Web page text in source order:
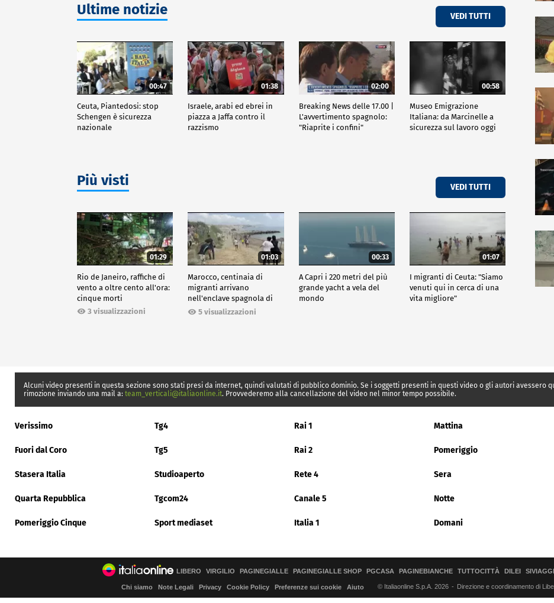
Ultime notizie VEDI TUTTI
00:47
Ceuta, Piantedosi: stop
Schengen è sicurezza
nazionale
01:38
Israele, arabi ed ebrei in
piazza a Jaffa contro il
razzismo
02:00
Breaking News delle 17.00 |
L'avvertimento spagnolo:
"Riaprite i confini"
00:58
Museo Emigrazione
Italiana: da Marcinelle a
sicurezza sul lavoro oggi
Più visti VEDI TUTTI
01:29
Rio de Janeiro, raffiche di
vento a oltre cento all'ora:
cinque morti
3 visualizzazioni
01:03
Marocco, centinaia di
migranti arrivano
nell'enclave spagnola di
Ceuta5 visualizzazioni
00:33
A Capri i 220 metri del più
grande yacht a vela del
mondo
01:07
I migranti di Ceuta: "Siamo
venuti qui in cerca di una
vita migliore"
Alcuni video presenti in questa sezione sono stati presi da internet, quindi valutati di pubblico dominio. Se i soggetti presenti in questi video o gli autori
rimozione inviando una mail a: team_verticali@italiaonline.it. Provvederemo alla cancellazione del video nel minor tempo possibile.
Verissimo Tg4 Rai 1 Mattina
Fuori dal Coro Tg5 Rai 2 Pomeriggio
Stasera Italia Studioaperto Rete 4 Sera
Quarta Repubblica Tgcom24 Canale 5 Notte
Pomeriggio Cinque Sport mediaset Italia 1 Domani
LIBERO VIRGILIO PAGINEGIALLE PAGINEGIALLE SHOP PGCASA PAGINEBIANCHE TUTTOCITTÀ DILEI
Chi siamo Note Legali Privacy Cookie Policy Preferenze sui cookie Aiuto © Italiaonline S.p.A. 2026 Direzione e coordinamento di